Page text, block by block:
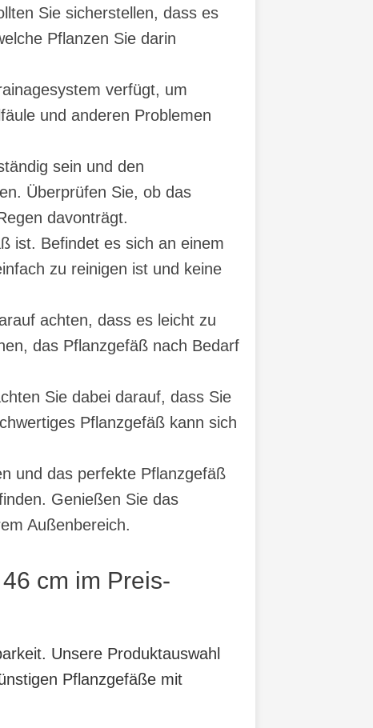
Sie sicherstellen, dass es
Pflanzen Sie darin
verfügt, um
und anderen Problemen
sein und den
Überprüfen Sie, ob das
davonträgt.
ist. Befindet es sich an einem
zu reinigen ist und keine
achten, dass es leicht zu
das Pflanzgefäß nach Bedarf
Sie dabei darauf, dass Sie
Pflanzgefäß kann sich
und das perfekte Pflanzgefäß
Genießen Sie das
Außenbereich.
cm im Preis-
Unsere Produktauswahl
Pflanzgefäße mit